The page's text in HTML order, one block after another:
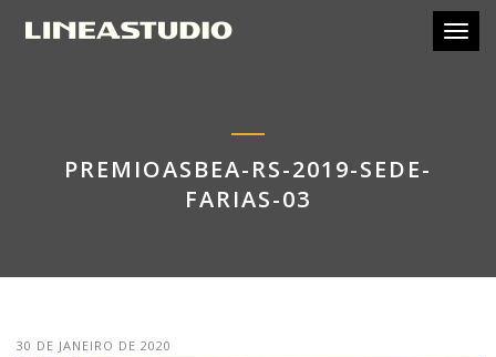
PREMIOASBEA-RS-2019-SEDE-
FARIAS-03
30 DE JANEIRO DE 2020